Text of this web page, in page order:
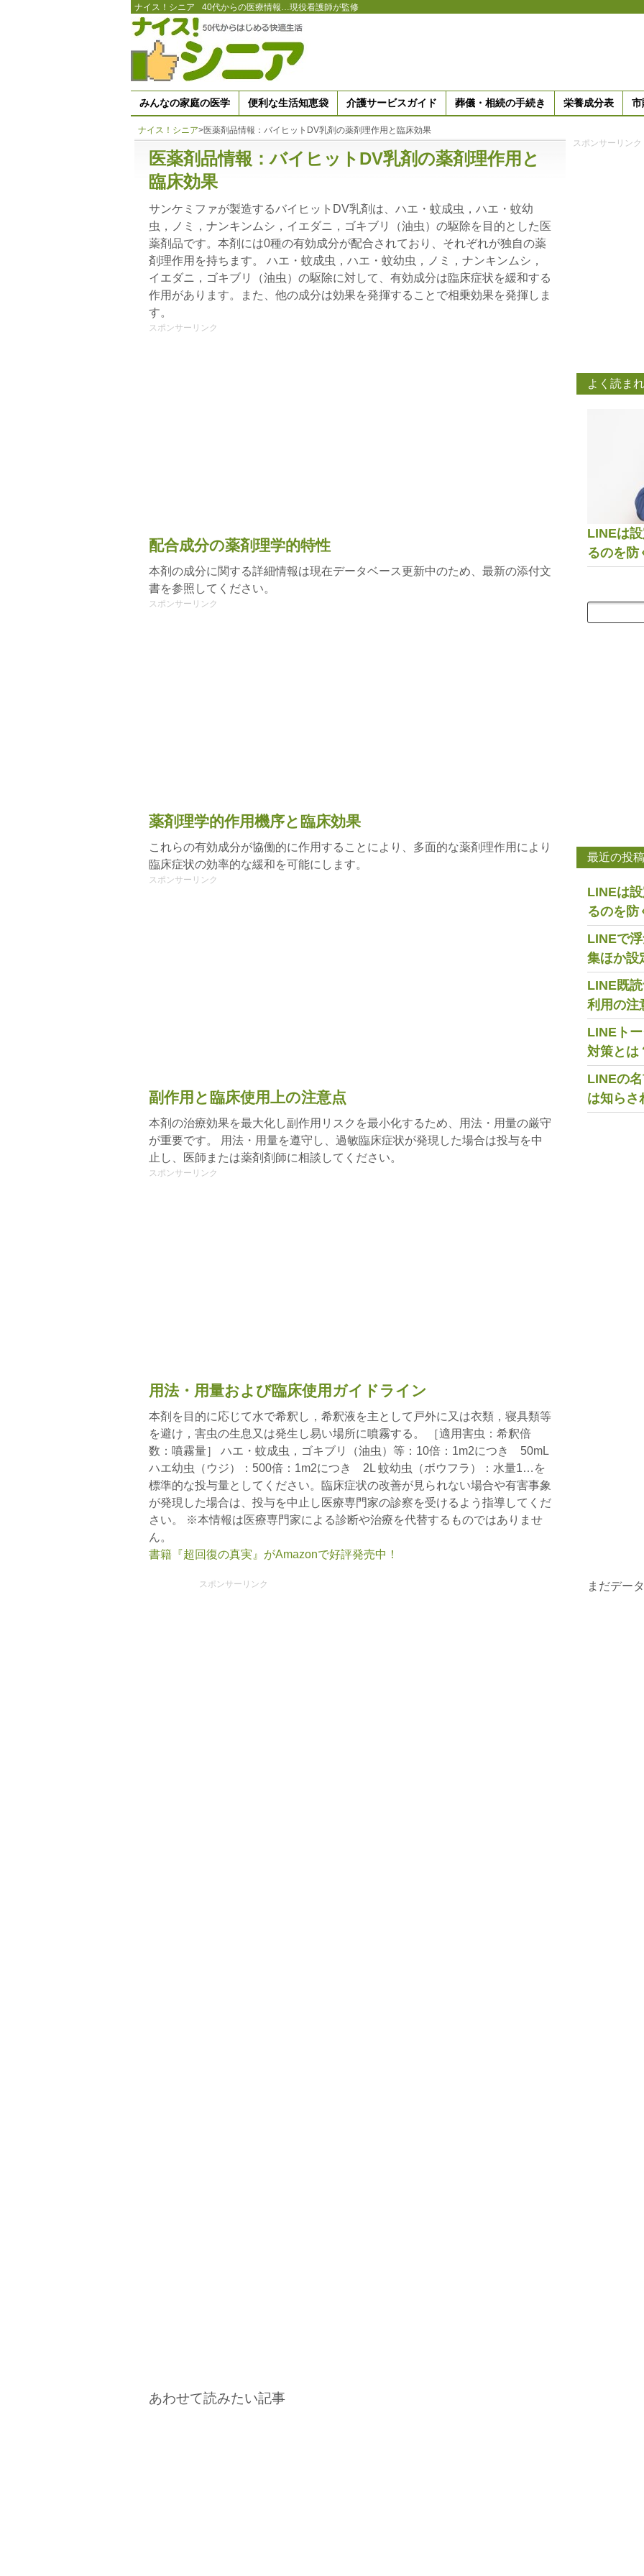
ナイス！シニア 40代からの医療情報…現役看護師が監修
みんなの家庭の医学 便利な生活知恵袋 介護サービスガイド 葬儀・相続の手続き 栄養成分表 市
ナイス！シニア>医薬剤品情報：バイヒットDV乳剤の薬剤理作用と臨床効果
医薬剤品情報：バイヒットDV乳剤の薬剤理作用と
臨床効果
サンケミファが製造するバイヒットDV乳剤は、ハエ・蚊成虫，ハエ・蚊幼
虫，ノミ，ナンキンムシ，イエダニ，ゴキブリ（油虫）の駆除を目的とした医
薬剤品です。本剤には0種の有効成分が配合されており、それぞれが独自の薬
剤理作用を持ちます。 ハエ・蚊成虫，ハエ・蚊幼虫，ノミ，ナンキンムシ，
イエダニ，ゴキブリ（油虫）の駆除に対して、有効成分は臨床症状を緩和する
作用があります。また、他の成分は効果を発揮することで相乗効果を発揮しま
す。
スポンサーリンク
配合成分の薬剤理学的特性
本剤の成分に関する詳細情報は現在データベース更新中のため、最新の添付文
書を参照してください。
スポンサーリンク
薬剤理学的作用機序と臨床効果
これらの有効成分が協働的に作用することにより、多面的な薬剤理作用により
臨床症状の効率的な緩和を可能にします。
スポンサーリンク
副作用と臨床使用上の注意点
本剤の治療効果を最大化し副作用リスクを最小化するため、用法・用量の厳守
が重要です。 用法・用量を遵守し、過敏臨床症状が発現した場合は投与を中
止し、医師または薬剤剤師に相談してください。
スポンサーリンク
用法・用量および臨床使用ガイドライン
本剤を目的に応じて水で希釈し，希釈液を主として戸外に又は衣類，寝具類等
を避け，害虫の生息又は発生し易い場所に噴霧する。 ［適用害虫：希釈倍
数：噴霧量］ ハエ・蚊成虫，ゴキブリ（油虫）等：10倍：1m2につき 50mL
ハエ幼虫（ウジ）：500倍：1m2につき 2L 蚊幼虫（ボウフラ）：水量1…を
標準的な投与量としてください。臨床症状の改善が見られない場合や有害事象
が発現した場合は、投与を中止し医療専門家の診察を受けるよう指導してくだ
さい。 ※本情報は医療専門家による診断や治療を代替するものではありませ
ん。
書籍『超回復の真実』がAmazonで好評発売中！
スポンサーリンク
あわせて読みたい記事
スポンサーリンク
よく読ま
LINEは
るのを防
最近の投稿
LINEは
るのを防
LINEで
集ほか設
LINE既
利用の注
LINEト
対策とは
LINEの
は知らさ
まだデー